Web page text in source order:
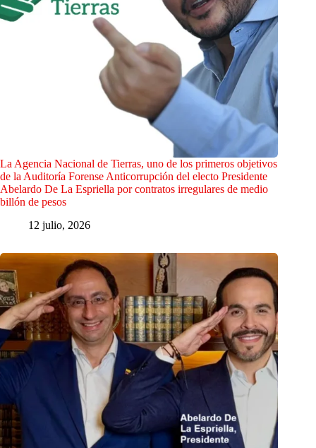
La Agencia Nacional de Tierras, uno de los primeros objetivos
de la Auditoría Forense Anticorrupción del electo Presidente
Abelardo De La Espriella por contratos irregulares de medio
billón de pesos
12 julio, 2026